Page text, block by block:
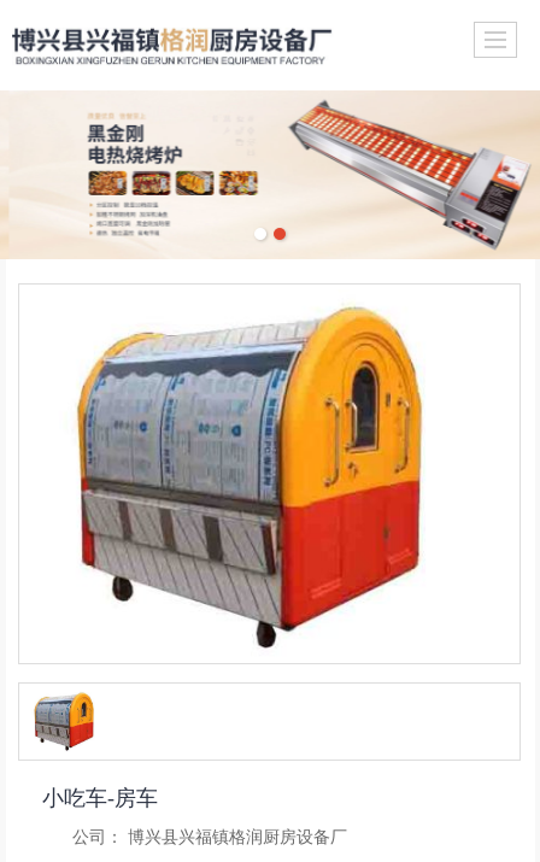
小吃车-房车
公司：
博兴县兴福镇格润厨房设备厂